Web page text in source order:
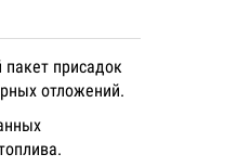
пакет присадок
отложений.